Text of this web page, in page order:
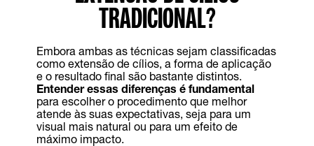
TRADICIONAL?
Embora ambas as técnicas sejam classificadas
como extensão de cílios, a forma de aplicação
e o resultado final são bastante distintos.
Entender essas diferenças é fundamental
para escolher o procedimento que melhor
atende às suas expectativas, seja para um
visual mais natural ou para um efeito de
máximo impacto.